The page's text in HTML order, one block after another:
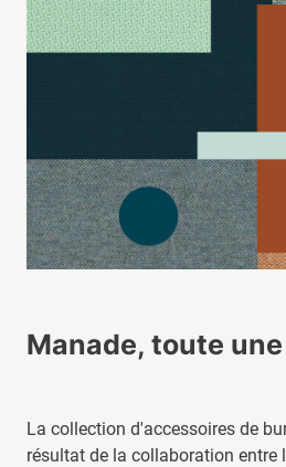
Manade, toute
La collection d'accessoires de
résultat de la collaboration entre